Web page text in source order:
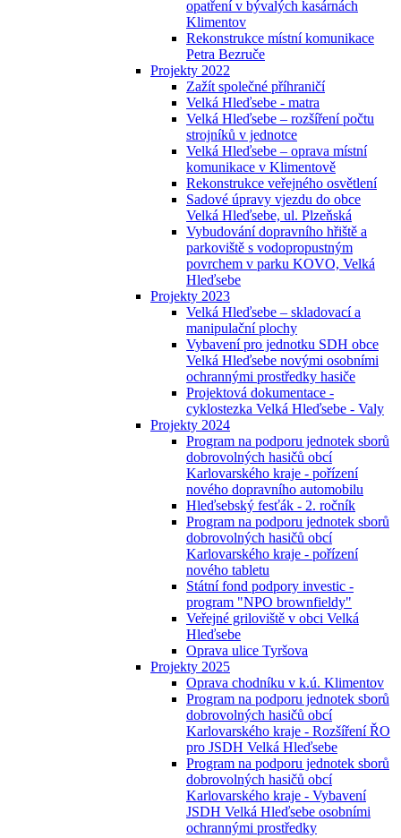
opatření v bývalých kasárnách
Klimentov
Rekonstrukce místní komunikace
Petra Bezruče
Projekty 2022
Zažít společné příhraničí
Velká Hleďsebe - matra
Velká Hleďsebe – rozšíření počtu
strojníků v jednotce
Velká Hleďsebe – oprava místní
komunikace v Klimentově
Rekonstrukce veřejného osvětlení
Sadové úpravy vjezdu do obce
Velká Hleďsebe, ul. Plzeňská
Vybudování dopravního hřiště a
parkoviště s vodopropustným
povrchem v parku KOVO, Velká
Hleďsebe
Projekty 2023
Velká Hleďsebe – skladovací a
manipulační plochy
Vybavení pro jednotku SDH obce
Velká Hleďsebe novými osobními
ochrannými prostředky hasiče
Projektová dokumentace -
cyklostezka Velká Hleďsebe - Valy
Projekty 2024
Program na podporu jednotek sborů
dobrovolných hasičů obcí
Karlovarského kraje - pořízení
nového dopravního automobilu
Hleďsebský fesťák - 2. ročník
Program na podporu jednotek sborů
dobrovolných hasičů obcí
Karlovarského kraje - pořízení
nového tabletu
Státní fond podpory investic -
program "NPO brownfieldy"
Veřejné griloviště v obci Velká
Hleďsebe
Oprava ulice Tyršova
Projekty 2025
Oprava chodníku v k.ú. Klimentov
Program na podporu jednotek sborů
dobrovolných hasičů obcí
Karlovarského kraje - Rozšíření ŘO
pro JSDH Velká Hleďsebe
Program na podporu jednotek sborů
dobrovolných hasičů obcí
Karlovarského kraje - Vybavení
JSDH Velká Hleďsebe osobními
ochrannými prostředky